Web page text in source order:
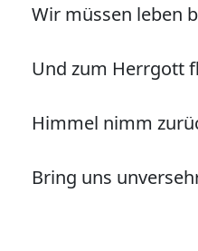
Wir müssen leben
Und zum Herrgott
Himmel nimm
Bring uns